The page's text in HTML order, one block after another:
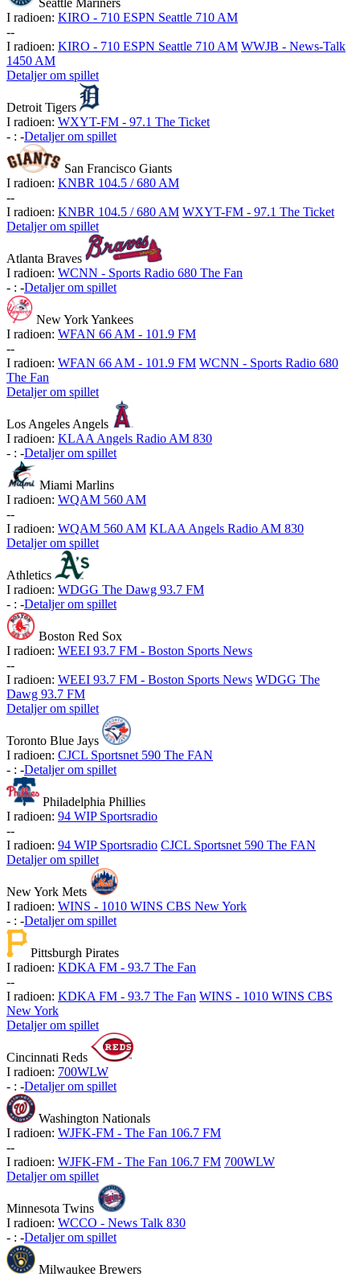
Seattle Mariners
I radioen: KIRO - 710 ESPN Seattle 710 AM
--
I radioen: KIRO - 710 ESPN Seattle 710 AM WWJB - News-Talk
1450 AM
Detaljer om spillet
Detroit Tigers
I radioen: WXYT-FM - 97.1 The Ticket
- : -Detaljer om spillet
San Francisco Giants
I radioen: KNBR 104.5 / 680 AM
--
I radioen: KNBR 104.5 / 680 AM WXYT-FM - 97.1 The Ticket
Detaljer om spillet
Atlanta Braves
I radioen: WCNN - Sports Radio 680 The Fan
- : -Detaljer om spillet
New York Yankees
I radioen: WFAN 66 AM - 101.9 FM
--
I radioen: WFAN 66 AM - 101.9 FM WCNN - Sports Radio 680
The Fan
Detaljer om spillet
Los Angeles Angels
I radioen: KLAA Angels Radio AM 830
- : -Detaljer om spillet
Miami Marlins
I radioen: WQAM 560 AM
--
I radioen: WQAM 560 AM KLAA Angels Radio AM 830
Detaljer om spillet
Athletics
I radioen: WDGG The Dawg 93.7 FM
- : -Detaljer om spillet
Boston Red Sox
I radioen: WEEI 93.7 FM - Boston Sports News
--
I radioen: WEEI 93.7 FM - Boston Sports News WDGG The
Dawg 93.7 FM
Detaljer om spillet
Toronto Blue Jays
I radioen: CJCL Sportsnet 590 The FAN
- : -Detaljer om spillet
Philadelphia Phillies
I radioen: 94 WIP Sportsradio
--
I radioen: 94 WIP Sportsradio CJCL Sportsnet 590 The FAN
Detaljer om spillet
New York Mets
I radioen: WINS - 1010 WINS CBS New York
- : -Detaljer om spillet
Pittsburgh Pirates
I radioen: KDKA FM - 93.7 The Fan
--
I radioen: KDKA FM - 93.7 The Fan WINS - 1010 WINS CBS
New York
Detaljer om spillet
Cincinnati Reds
I radioen: 700WLW
- : -Detaljer om spillet
Washington Nationals
I radioen: WJFK-FM - The Fan 106.7 FM
--
I radioen: WJFK-FM - The Fan 106.7 FM 700WLW
Detaljer om spillet
Minnesota Twins
I radioen: WCCO - News Talk 830
- : -Detaljer om spillet
Milwaukee Brewers